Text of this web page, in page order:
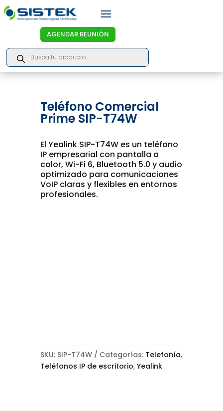
AGENDAR REUNIÓN
Products
search
Teléfono Comercial
Prime SIP-T74W
El Yealink SIP-T74W es un teléfono
IP empresarial con pantalla a
color, Wi-Fi 6, Bluetooth 5.0 y audio
optimizado para comunicaciones
VoIP claras y flexibles en entornos
profesionales.
SKU: SIP-T74W Categorías: Telefonía,
Teléfonos IP de escritorio, Yealink